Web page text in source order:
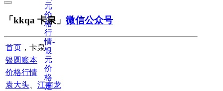
「kkqa 卡泉」 微信公众号
首页 ，卡泉
银圆账本
价格行情
袁大头
江南龙